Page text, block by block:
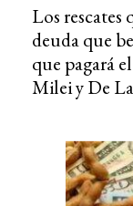
Los
deuda que
que pagará
Milei y De